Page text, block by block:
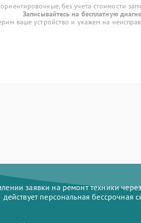
без учета стоимости
Записывайтесь на бесплатную
ваше устройство и укажем на
заявки на ремонт техники через
действует персональная бессрочная